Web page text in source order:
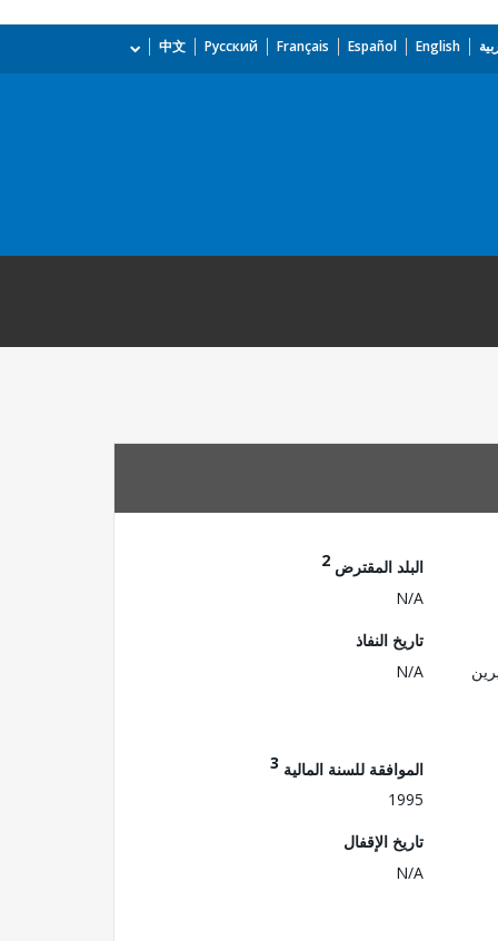
English
Español
Français
Русский
中文
البلد المقترض 2
N/A
تاريخ النفاذ
N/A
الموافقة للسنة المالية 3
1995
تاريخ الإقفال
N/A